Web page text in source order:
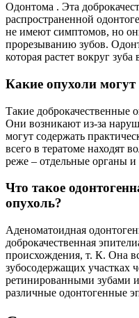
Одонтома . Эта
распространенной
не имеют симптомов, но
прорезыванию зубов.
которая растет вокруг зуба
Какие опухоли могут
Такие доброкачественные
Они возникают из-за
могут содержать
всего в тератоме находят
реже – отдельные органы и
Что такое
опухоль?
Аденоматоидная
доброкачественная
происхождения, т. К. Она
зубосодержащих участках
ретинированными зубами
различные одонтогенные